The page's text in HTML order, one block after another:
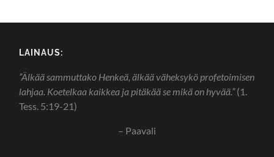
LAINAUS:
”Älkää sammuttako Henkeä, älkää väheksykö profetoimisen
lahjaa. Koetelkaa kaikkea ja pitäkää se mikä on hyvää.”(1.
Tess. 5:19-21)
– Paavali